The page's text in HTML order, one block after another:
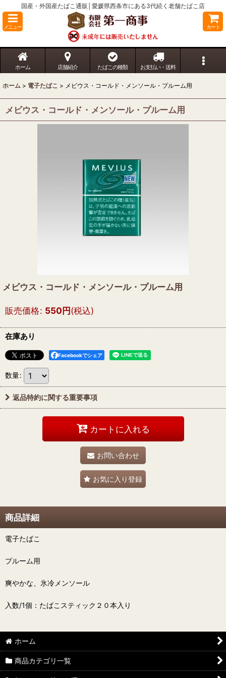
国産・外国産たばこ通販│愛媛県西条市にある3代続く老舗たばこ店
メニュー カート
ホーム 店舗紹介 たばこの種類 お支払い・送料
ホーム > 電子たばこ > メビウス・コールド・メンソール・プルーム用
メビウス・コールド・メンソール・プルーム用
メビウス・コールド・メンソール・プルーム用
販売価格: 550円(税込)
在庫あり
Facebookでシェア
数量:
返品特約に関する重要事項
カートに入れる
お問い合わせ
お気に入り登録
商品詳細
電子たばこ
プルーム用
爽やかな、氷冷メンソール
入数/1個：たばこスティック２０本入り
ホーム
商品カテゴリ一覧